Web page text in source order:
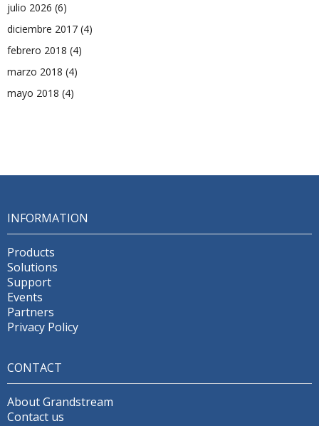
julio 2026 (6)
diciembre 2017 (4)
febrero 2018 (4)
marzo 2018 (4)
mayo 2018 (4)
INFORMATION
Products
Solutions
Support
Events
Partners
Privacy Policy
CONTACT
About Grandstream
Contact us